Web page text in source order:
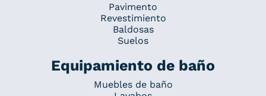
Pavimento
Revestimiento
Baldosas
Suelos
Equipamiento de baño
Muebles de baño